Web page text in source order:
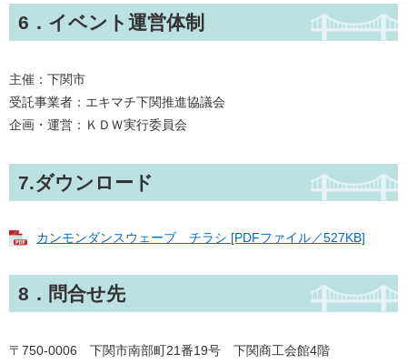
6．イベント運営体制
主催：下関市
受託事業者：エキマチ下関推進協議会
企画・運営：ＫＤＷ実行委員会
7.ダウンロード
カンモンダンスウェーブ チラシ [PDFファイル／527KB]
8．問合せ先
〒750-0006 下関市南部町21番19号 下関商工会館4階